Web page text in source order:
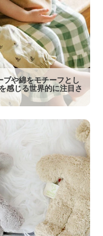
ブや綿をモチーフとし
感じる世界的に注目さ